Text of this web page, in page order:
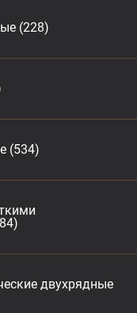
(228)
(534)
двухрядные